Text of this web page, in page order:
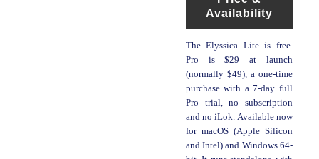
Availability
The Elyssica Lite is free.
Pro is $29 at launch
(normally $49), a one-time
purchase with a 7-day full
Pro trial, no subscription
and no iLok. Available now
for macOS (Apple Silicon
and Intel) and Windows 64-